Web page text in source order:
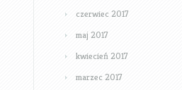
czerwiec 2017
maj 2017
kwiecień 2017
marzec 2017